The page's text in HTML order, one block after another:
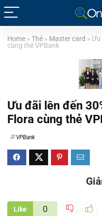
Home » Thẻ » Master card »
cùng thẻ VPBank
Ưu đãi lên đến
Flora cùng thẻ
VPBank
Like 0